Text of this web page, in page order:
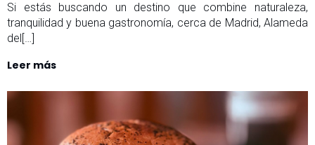
Si estás buscando un destino que combine naturaleza,
tranquilidad y buena gastronomía, cerca de Madrid, Alameda
del[…]
Leer más